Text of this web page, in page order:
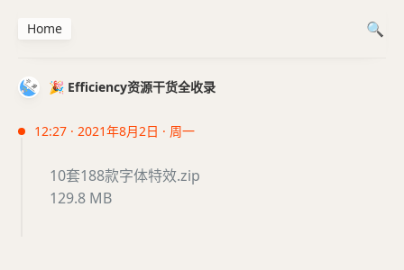
🎉 Efficiency资源干货全收录
12:27 · 2021年8月2日 · 周一
10套188款字体特效.zip
129.8 MB
Home